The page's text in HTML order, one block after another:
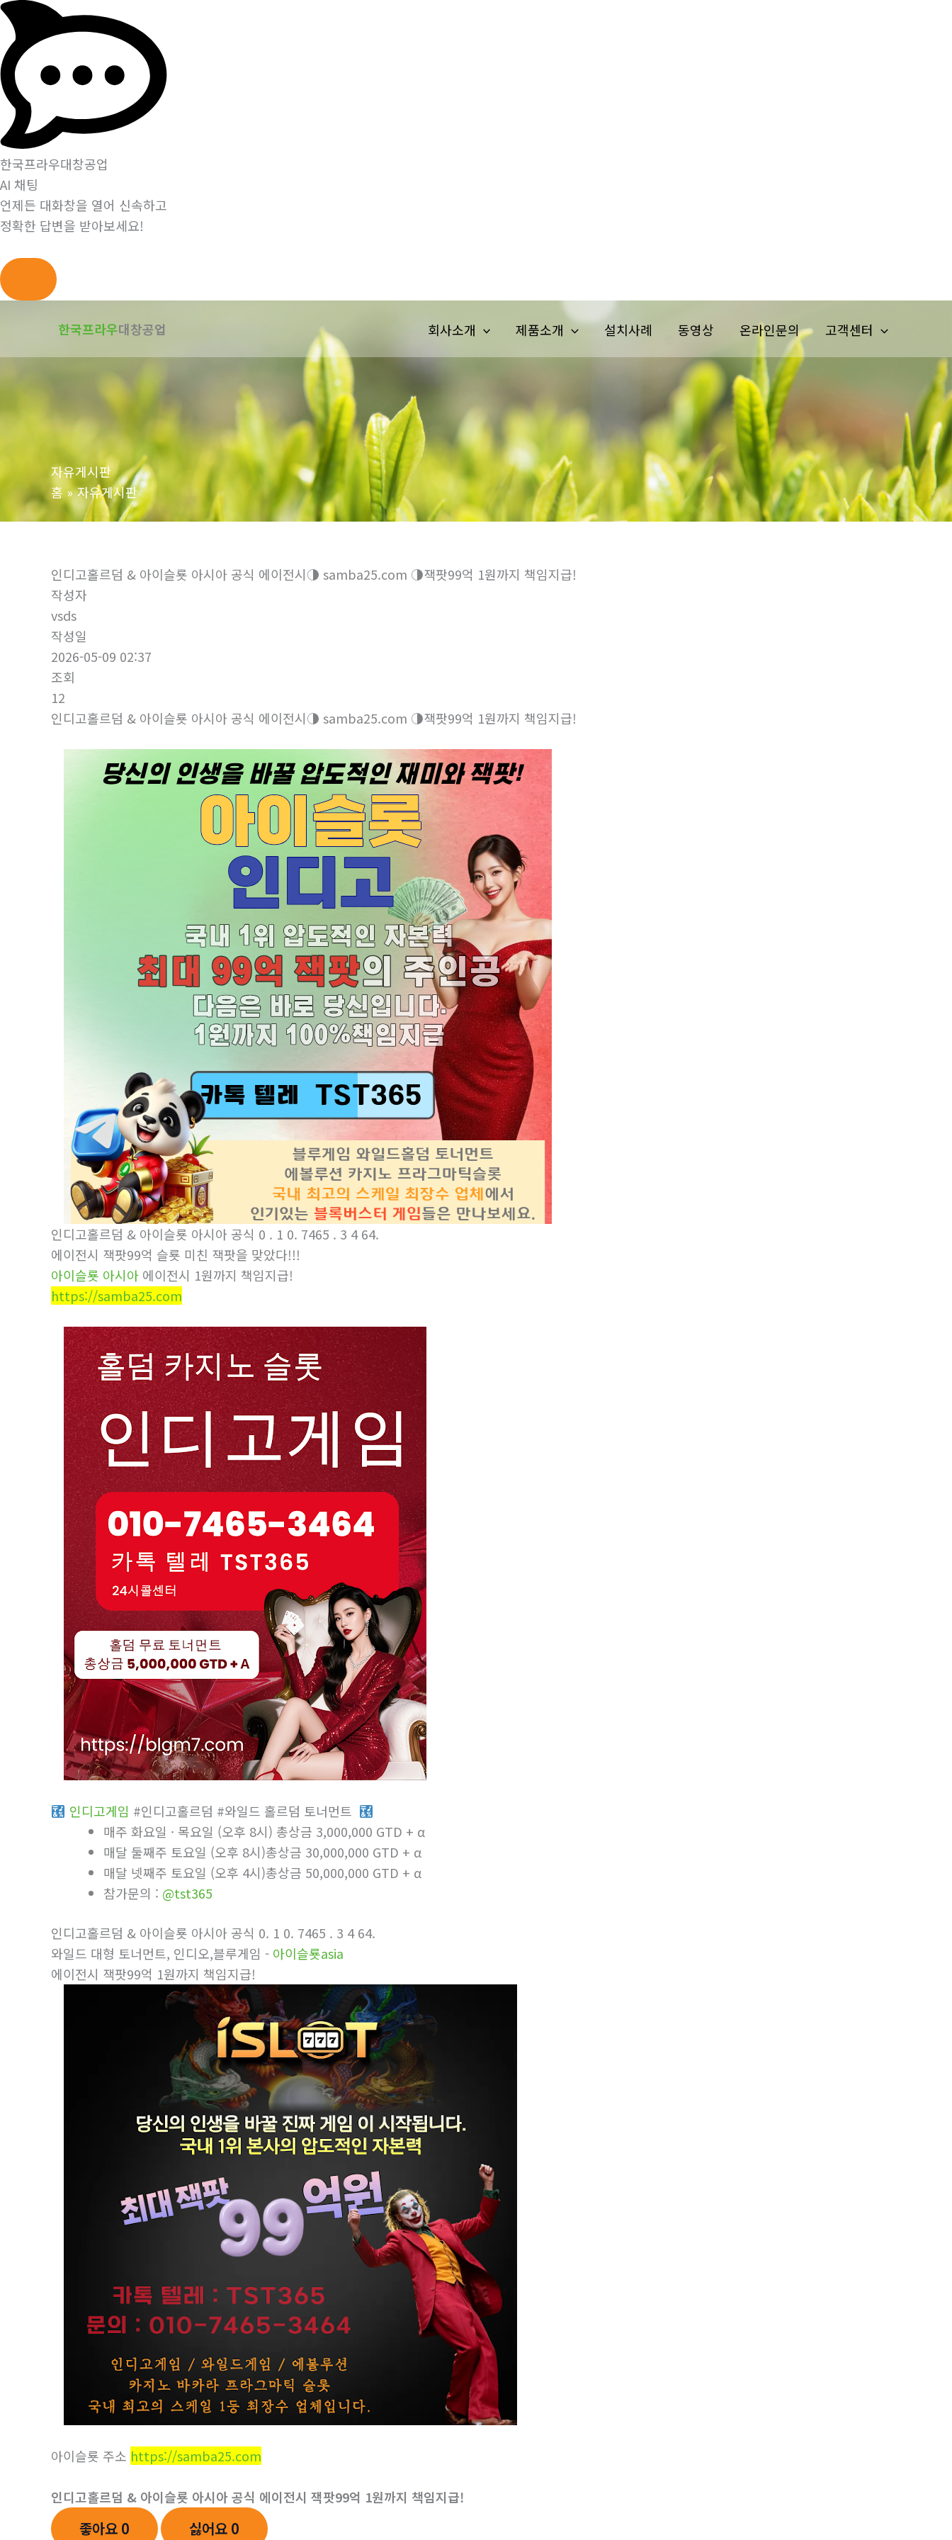
한국프라우대창공업
AI 채팅
언제든 대화창을 열어 신속하고
정확한 답변을 받아보세요!
너
한국프라우대창공업 회사소개 제품소개 설치사례 동영상 온라인문의 고객센터
자유게시판
홈
자유게시판
인디­고홀르덤 & 아이슬룟 아시아 공식 에이전시◑ samba25.com ◑잭­팟99억 1원까지 책임지급!
작성자
vsds
작성일
2026-05-09 02:37
조회
12
인디­고홀르덤 & 아이슬룟 아시아 공식 에이전시◑ samba25.com ◑잭­팟99억 1원까지 책임지급!
인디­고홀르덤 & 아이슬룟 아시아 공식 0 . 1 0. 7465 . 3 4 64.
에이전시 잭­팟99억 슬룟 미친 잭­팟을 맞았다!!!
아이슬룟 아시아 에이전시 1원까지 책임지급!
https://samba25.com
인디­고게­임 #인디­고홀르덤 #와일드 홀르덤 토너먼트
매주 화요일 · 목요일 (오후 8시) 총상금 3,000,000 GTD + α
매달 둘째주 토요일 (오후 8시)총상금 30,000,000 GTD + α
매달 넷째주 토요일 (오후 4시)총상금 50,000,000 GTD + α
참가문의 : @tst365
인디­고홀르덤 & 아이슬룟 아시아 공식 0. 1 0. 7465 . 3 4 64.
와일드 대형 토너먼트, 인디오,블루게­임 - 아이슬룟asia
에이전시 잭­팟99억 1원까지 책임지급!
아이슬룟 주소 https://samba25.com
인디­고홀르덤 & 아이슬룟 아시아 공식 에이전시 잭­팟99억 1원까지 책임지급!
좋아요 0 싫어요 0